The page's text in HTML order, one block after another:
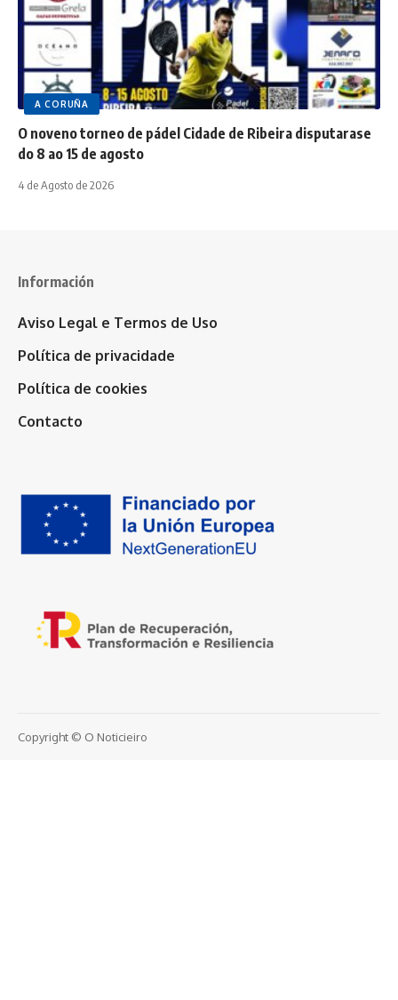
A CORUÑA
O noveno torneo de pádel Cidade de Ribeira disputarase
do 8 ao 15 de agosto
4 de Agosto de 2026
Información
Aviso Legal e Termos de Uso
Política de privacidade
Política de cookies
Contacto
Copyright © O Noticieiro